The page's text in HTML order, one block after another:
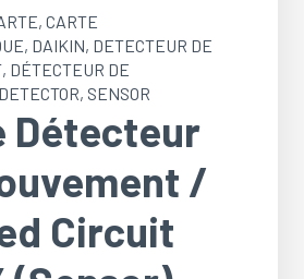
, CARTE
, DAIKIN, DETECTEUR DE
, DÉTECTEUR DE
DETECTOR, SENSOR
Détecteur
/
Circuit